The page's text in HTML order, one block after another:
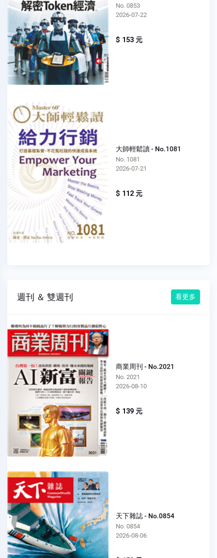
No. 0853
2026-07-22
$ 153 元
大師輕鬆讀 - No.1081
No. 1081
2026-07-21
$ 112 元
週刊 ＆ 雙週刊 看更多
商業周刊 - No.2021
No. 2021
2026-08-10
$ 139 元
天下雜誌 - No.0854
No. 0854
2026-08-06